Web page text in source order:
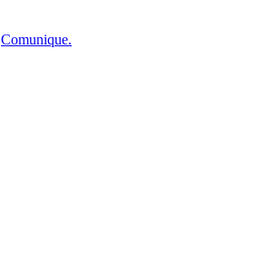
Comunique.